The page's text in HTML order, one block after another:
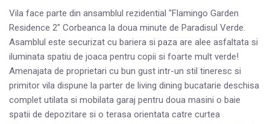
Vila face parte din ansamblul rezidential "Flamingo Garden
Residence 2" Corbeanca la doua minute de Paradisul Verde.
Asamblul este securizat cu bariera si paza are alee asfaltata si
iluminata spatiu de joaca pentru copii si foarte mult verde!
Amenajata de proprietari cu bun gust intr-un stil tineresc si
primitor vila dispune la parter de living dining bucatarie deschisa
complet utilata si mobilata garaj pentru doua masini o baie
spatii de depozitare si o terasa orientata catre curtea